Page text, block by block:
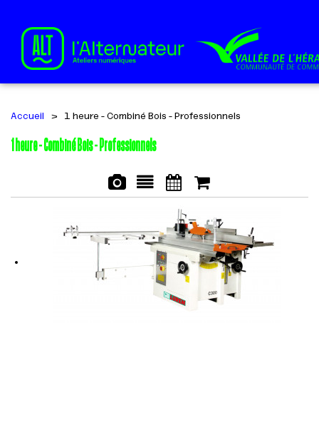
Accueil > 1 heure - Combiné Bois - Professionnels
1 heure - Combiné Bois - Professionnels